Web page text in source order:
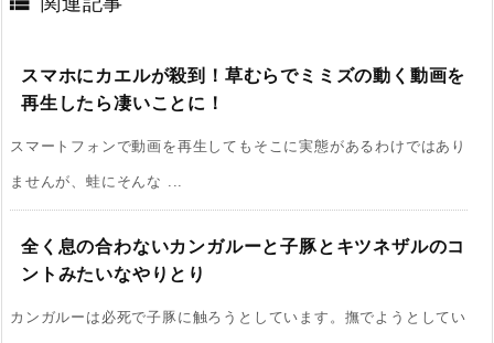
スマホにカエルが殺到！草むらでミミズの動く動画を
再生したら凄いことに！
スマートフォンで動画を再生してもそこに実態があるわけではあり
ませんが、蛙にそんな ...
全く息の合わないカンガルーと子豚とキツネザルのコ
ントみたいなやりとり
カンガルーは必死で子豚に触ろうとしています。撫でようとしてい